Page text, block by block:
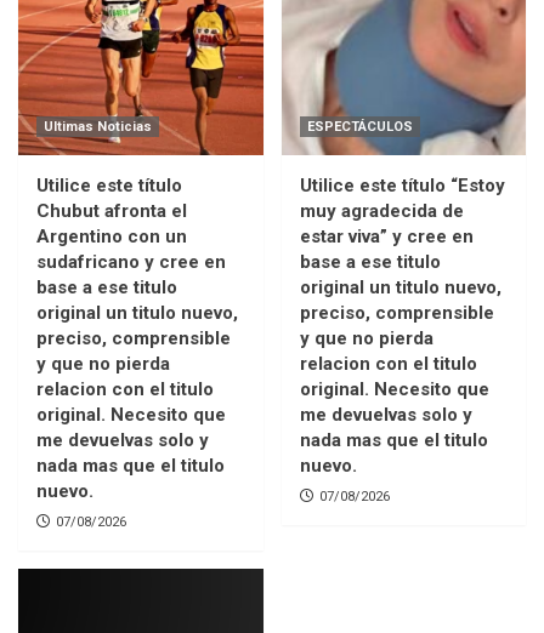
Ultimas Noticias
Utilice este título
Chubut afronta el
Argentino con un
sudafricano y cree en
base a ese titulo
original un titulo nuevo,
preciso, comprensible
y que no pierda
relacion con el titulo
original. Necesito que
me devuelvas solo y
nada mas que el titulo
nuevo.
07/08/2026
ESPECTÁCULOS
Utilice este título “Estoy
muy agradecida de
estar viva” y cree en
base a ese titulo
original un titulo nuevo,
preciso, comprensible
y que no pierda
relacion con el titulo
original. Necesito que
me devuelvas solo y
nada mas que el titulo
nuevo.
07/08/2026